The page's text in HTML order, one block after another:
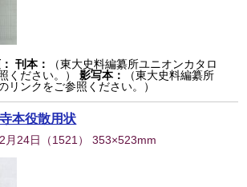
刊本：
（東大史料編纂所ユニオンカタロ
ください。）
影写本：
（東大史料編纂所
リンクをご参照ください。）
本役散用状
月24日 （1521 ） 353×523mm